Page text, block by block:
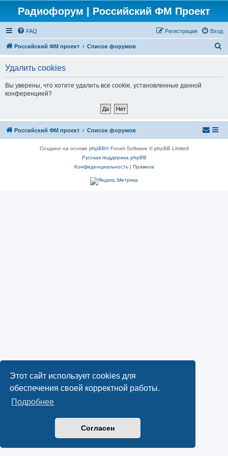
Этот сайт использует cookies для
обеспечения своей корректной работы.
Подробнее
Согласен
Радиофорум | Российский ФМ Проект
FAQ Вход
Регистрация
Российский ФМ проект Список форумов
Удалить cookies
Вы уверены, что хотите удалить все cookie, установленные данной
конференцией?
Российский ФМ проект Список форумов
Создано на основе phpBB® Forum Software © phpBB Limited
Русская поддержка phpBB
Конфиденциальность| Правила